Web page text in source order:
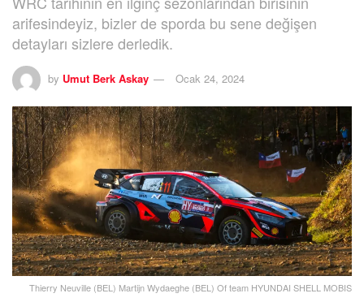
arifesindeyiz, bizler de sporda bu sene değişen
detayları sizlere derledik.
by Umut Berk Askay Ocak 24, 2024
Thierry Neuville (BEL) Martijn Wydaeghe (BEL) Of team HYUNDAI SHELL MOBIS